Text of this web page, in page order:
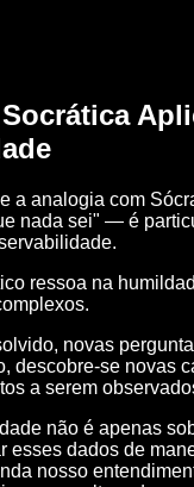
a analogia com
nada sei" — é
ressoa na
novas
descobre-se novas
a serem
não é apenas
esses dados de
nosso